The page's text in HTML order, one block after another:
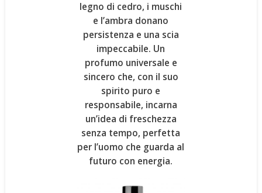
legno di cedro, i muschi
e l’ambra donano
persistenza e una scia
impeccabile. Un
profumo universale e
sincero che, con il suo
spirito puro e
responsabile, incarna
un’idea di freschezza
senza tempo, perfetta
per l’uomo che guarda al
futuro con energia.